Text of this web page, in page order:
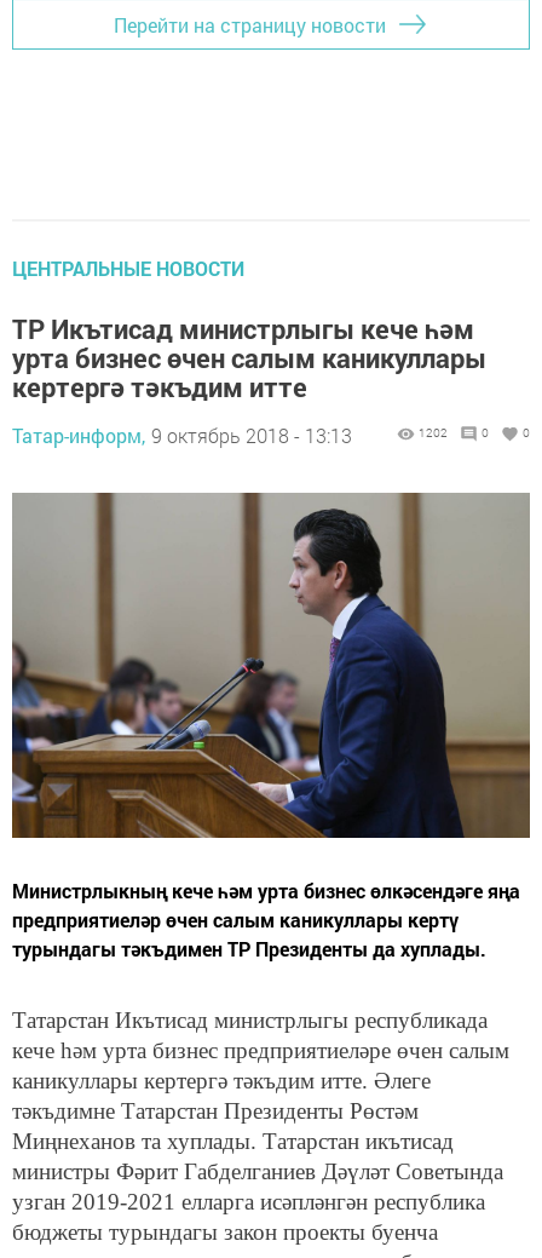
Перейти на страницу новости
ЦЕНТРАЛЬНЫЕ НОВОСТИ
ТР Икътисад министрлыгы кече һәм
урта бизнес өчен салым каникуллары
кертергә тәкъдим итте
Татар-информ, 9 октябрь 2018 - 13:13 1202 0 0
Министрлыкның кече һәм урта бизнес өлкәсендәге яңа
предприятиеләр өчен салым каникуллары кертү
турындагы тәкъдимен ТР Президенты да хуплады.
Татарстан Икътисад министрлыгы республикада
кече һәм урта бизнес предприятиеләре өчен салым
каникуллары кертергә тәкъдим итте. Әлеге
тәкъдимне Татарстан Президенты Рөстәм
Миңнеханов та хуплады. Татарстан икътисад
министры Фәрит Габделганиев Дәүләт Советында
узган 2019-2021 елларга исәпләнгән республика
бюджеты турындагы закон проекты буенча